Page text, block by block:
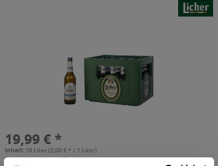
19,99 € *
Inhalt: 10 Liter (2,00 € * / 1 Liter)
inkl. MwSt.ggf. zzgl. Erschwerniszuschlag